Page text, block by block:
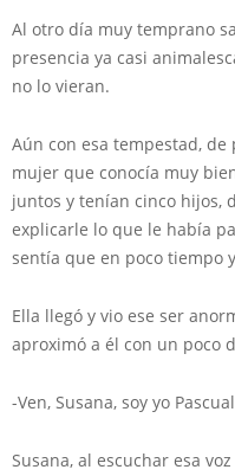
Al otro día muy temprano
presencia ya casi
no lo vieran.
Aún con esa tempestad,
mujer que conocía muy
juntos y tenían cinco hijos,
explicarle lo que le había
sentía que en poco tiempo
Ella llegó y vio ese ser
aproximó a él con un poco
-Ven, Susana, soy yo
Susana, al escuchar esa